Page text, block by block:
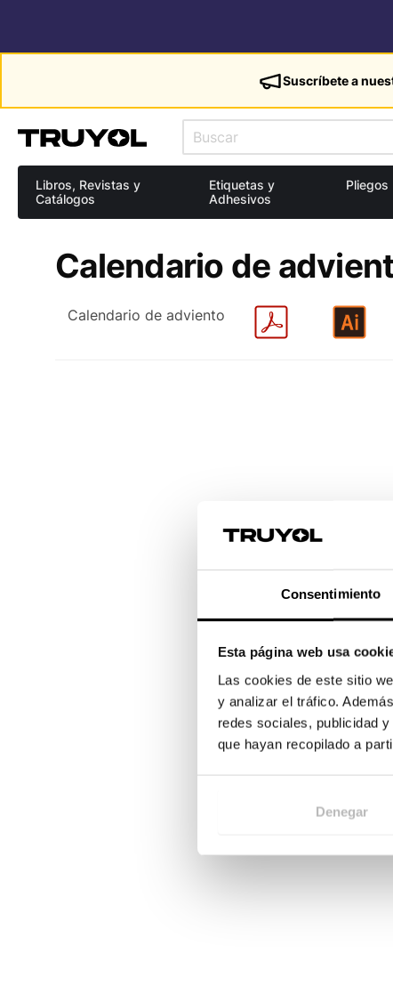
Consentimiento
Esta página web usa
Las cookies de este sitio
y analizar el tráfico.
redes sociales, publicidad
que hayan recopilado a
Denegar
Suscríbete a
Libros, Revistas y
Catálogos
Etiquetas y
Adhesivos
Pliegos
Calendario de
Calendario de adviento